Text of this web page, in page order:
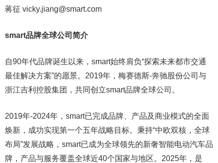
蒋征 vicky.jiang@smart.com
smart品牌全球公司简介
自90年代品牌诞生以来，smart始终肩负“探索未来都市交通
最佳解决方案”的愿景。2019年，梅赛德斯-奔驰股份公司与
浙江吉利控股集团，共同创立smart品牌全球公司。
2019年-2024年，smart已完成品牌、产品及商业模式的全面
焕新，成功实现第一个五年战略目标。秉持“中欧双核，全球
布局”发展战略，smart已成为全球领先的新奢智能电动汽车品
牌，产品与服务覆盖全球近40个国家与地区。2025年，是